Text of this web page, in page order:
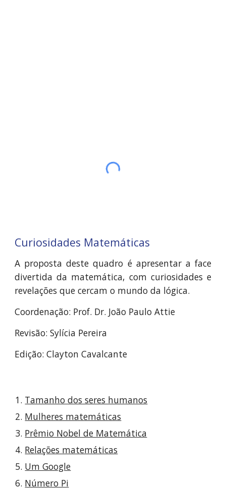
Curiosidades Matemáticas
A proposta deste quadro é apresentar a face
divertida da matemática, com curiosidades e
revelações que cercam o mundo da lógica.
Coordenação: Prof. Dr. João Paulo Attie
Revisão: Sylícia Pereira
Edição: Clayton Cavalcante
Tamanho dos seres humanos
Mulheres matemáticas
Prêmio Nobel de Matemática
Relações matemáticas
Um Google
Número Pi